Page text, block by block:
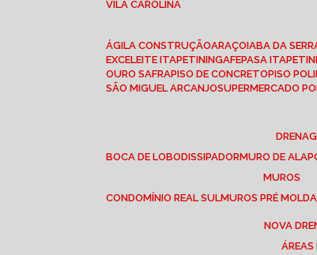
VILA CAROLINA
ÁGILA CONSTRUÇÃO ARAÇOIABA DA
EXCELEITE ITAPETININGA FEPASA
OURO SAFRA PISO DE CONCRETO PISO
SÃO MIGUEL ARCANJO SUPERMERCADO
BOCA DE LOBO DISSIPADOR MURO DE ALA
MUROS
CONDOMÍNIO REAL SUL
MUROS PRÉ
NOVA